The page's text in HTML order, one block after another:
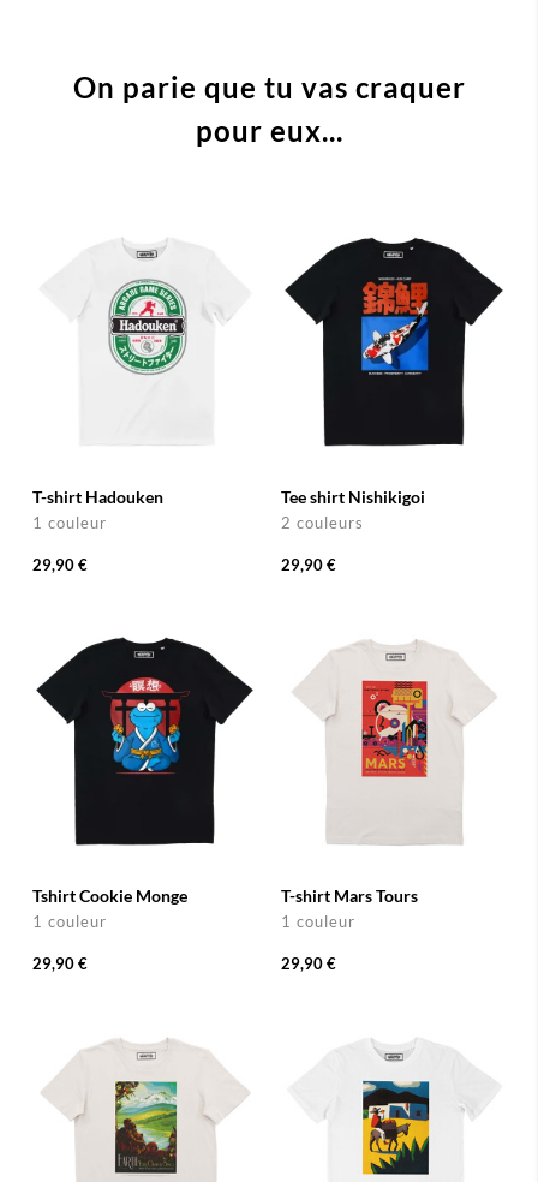
On parie que tu vas craquer
pour eux...
T-shirt Hadouken
1 couleur
29,90 €
Tee shirt Nishikigoi
2 couleurs
29,90 €
Tshirt Cookie Monge
1 couleur
29,90 €
T-shirt Mars Tours
1 couleur
29,90 €